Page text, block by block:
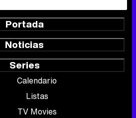
Portada
Noticias
Series
Calendario
Listas
TV Movies